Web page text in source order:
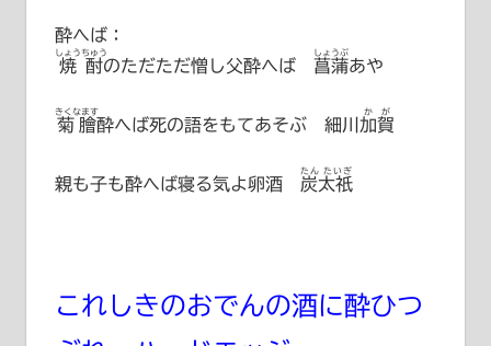
酔へば：
焼酎
しょうちゅう
のただただ憎し父酔へば 菖蒲
しょうぶ
あや
菊膾
きくなます
酔へば死の語をもてあそぶ 細川加賀
かが
親も子も酔へば寝る気よ卵酒 炭太祇
たん たいぎ
これしきのおでんの酒に酔ひつ